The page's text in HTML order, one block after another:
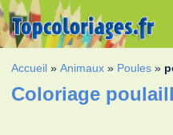
Accueil »Animaux » Poules »
Coloriage